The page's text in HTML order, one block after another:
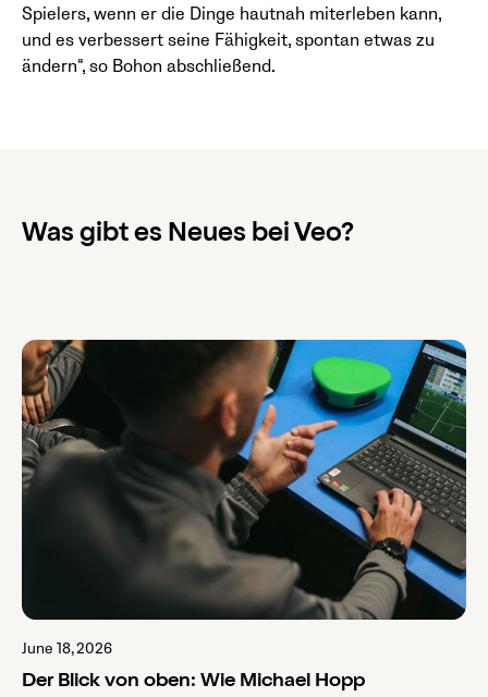
Spielers, wenn er die Dinge hautnah miterleben kann,
und es verbessert seine Fähigkeit, spontan etwas zu
ändern“, so Bohon abschließend.
Was gibt es Neues bei Veo?
June 18, 2026
Der Blick von oben: Wie Michael Hopp